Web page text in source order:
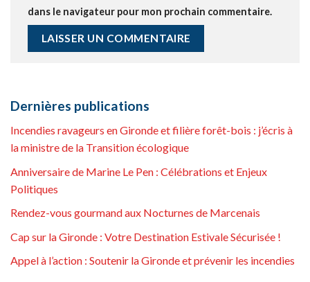
dans le navigateur pour mon prochain commentaire.
Dernières publications
Incendies ravageurs en Gironde et filière forêt-bois : j’écris à
la ministre de la Transition écologique
Anniversaire de Marine Le Pen : Célébrations et Enjeux
Politiques
Rendez-vous gourmand aux Nocturnes de Marcenais
Cap sur la Gironde : Votre Destination Estivale Sécurisée !
Appel à l’action : Soutenir la Gironde et prévenir les incendies